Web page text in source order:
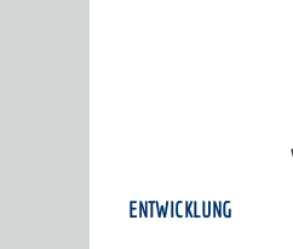
ENTWICKLUNG